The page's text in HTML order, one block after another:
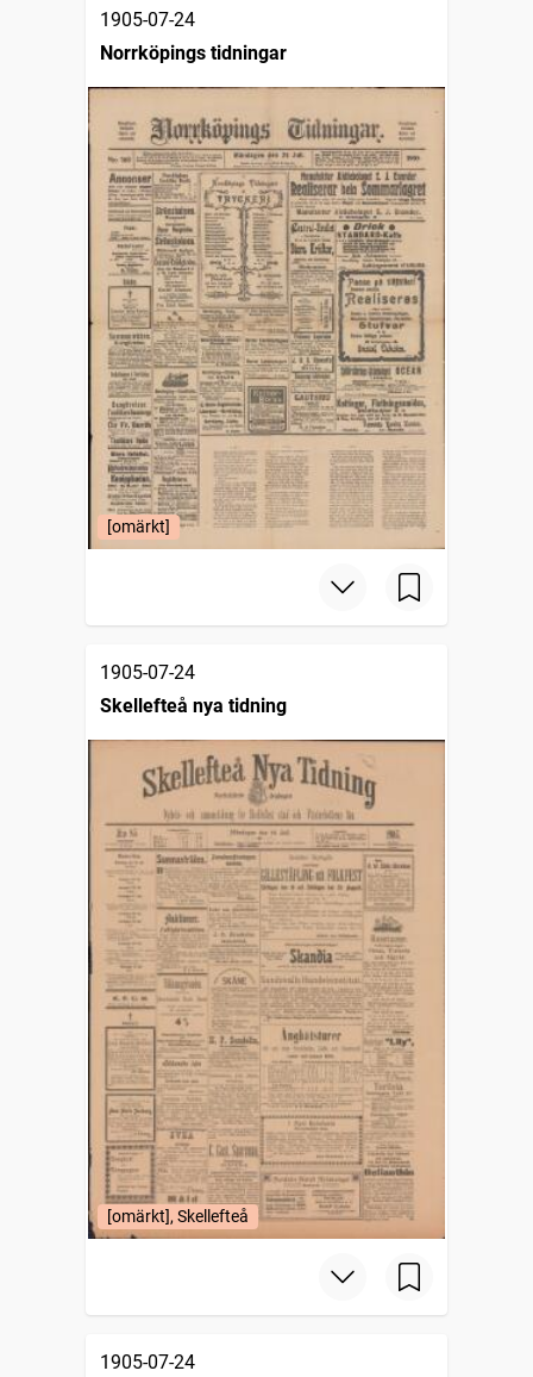
1905-07-24
Norrköpings tidningar
[omärkt]
1905-07-24
Skellefteå nya tidning
[omärkt], Skellefteå
1905-07-24